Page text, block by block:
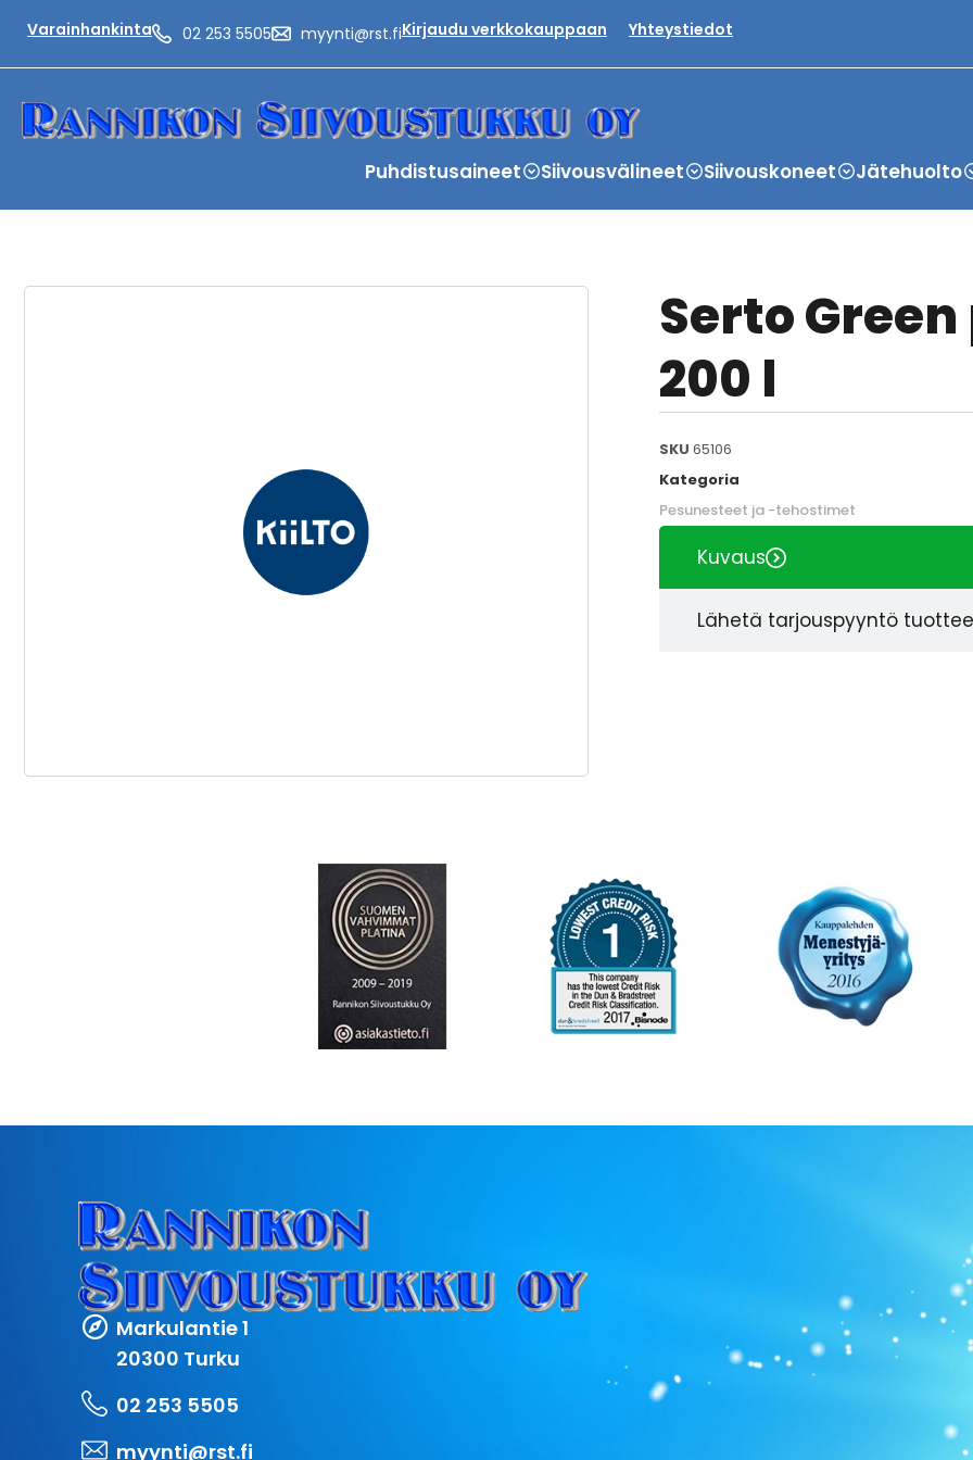
Varainhankinta 02 253 5505 myynti@rst.fiKirjaudu verkkokauppaan Yhteystiedot
Puhdistusaineet Siivousvälineet Siivouskoneet Jätehuolto
Serto
200 l
SKU 65106
Kategoria
Pesunesteet ja -tehostimet
Kuvaus
Lähetä tarjouspyyntö
Markulantie 1
20300 Turku
02 253 5505
myynti@rst.fi